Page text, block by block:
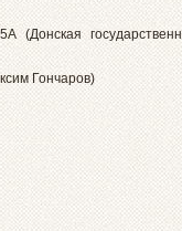
(Донская
Гончаров)